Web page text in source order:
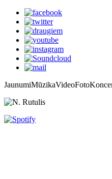
JaunumiMūzikaVideoFoto